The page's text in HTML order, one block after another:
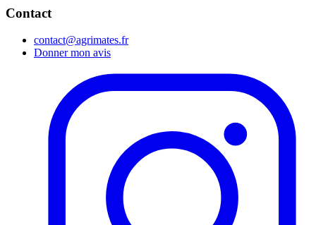
Contact
contact@agrimates.fr
Donner mon avis